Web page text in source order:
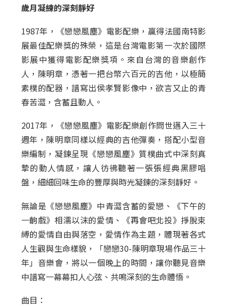
歲月凝練的深刻靜好
1987年，《戀戀風塵》電影配樂，贏得法國南特影
展最佳配樂獎的殊榮，這是台灣電影第一次於國際
影展中獲得電影配樂獎項。來自台灣的音樂創作
人，陳明章，憑著一把台幣六百元的吉他，以極簡
素樸的配器，譜寫出侯孝賢影像中，欲言又止的青
春苦澀，含蓄且動人。
2017年，《戀戀風塵》電影配樂創作問世邁入三十
週年，陳明章同樣以經典的吉他彈奏，搭配小型音
樂編制，凝鍊呈現《戀戀風塵》質樸曲式中深刻真
摯的動人情感，讓人彷彿聽著一張張經典黑膠唱
盤，細細回味生命的豐厚與時光凝鍊的深刻靜好。
無論是《戀戀風塵》中青澀含蓄的愛戀、《下午的
一齣戲》相濡以沫的愛情、《再會吧北投》掙脫束
縛的愛情自由與落空，愛情作為主題，體現著各式
人生觀與生命樣貌，「戀戀30-陳明章現場作品三十
年」音樂會，將以一個晚上的時間，讓你聽見音樂
中譜寫一幕幕扣人心弦、共鳴深刻的生命體悟。
曲目：